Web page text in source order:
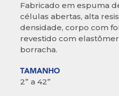
Fabricado em espuma
células abertas, alta
densidade, corpo com
revestido com
borracha.
TAMANHO
2” a 42”